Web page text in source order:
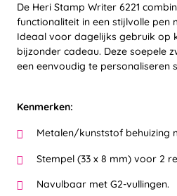
De Heri Stamp Writer 6221
functionaliteit in een stijlvolle pen
Ideaal voor dagelijks gebruik op
bijzonder cadeau. Deze soepele
een eenvoudig te personaliseren
Kenmerken:
Metalen/kunststof behuizing
Stempel (33 x 8 mm) voor 2
Navulbaar met G2-vullingen.